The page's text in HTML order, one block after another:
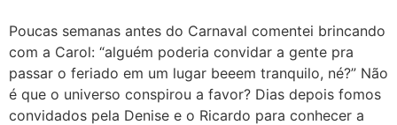
Poucas semanas antes do Carnaval comentei brincando
com a Carol: “alguém poderia convidar a gente pra
passar o feriado em um lugar beeem tranquilo, né?” Não
é que o universo conspirou a favor? Dias depois fomos
convidados pela Denise e o Ricardo para conhecer a